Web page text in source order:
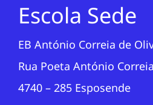
Escola Sede
EB António Correia de
Rua Poeta António
4740 – 285 Esposende